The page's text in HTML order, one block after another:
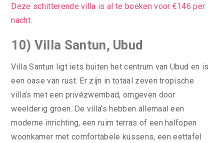
Deze schitterende villa is al te boeken voor €146 per
nacht.
10) Villa Santun, Ubud
Villa Santun ligt iets buiten het centrum van Ubud en is
een oase van rust. Er zijn in totaal zeven tropische
villa’s met een privézwembad, omgeven door
weelderig groen. De villa’s hebben allemaal een
moderne inrichting, een ruim terras of een halfopen
woonkamer met comfortabele kussens, een eettafel